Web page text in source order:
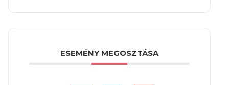
ESEMÉNY MEGOSZTÁSA